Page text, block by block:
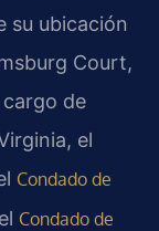
su ubicación
Court,
de
el
Condado de
Condado de